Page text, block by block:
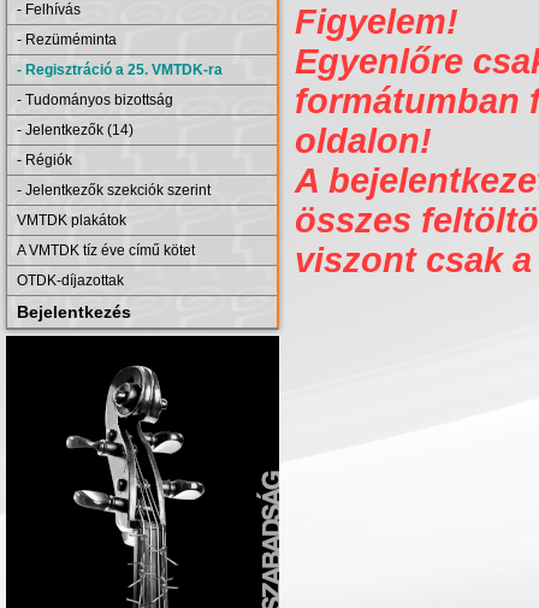
- Felhívás
- Rezüméminta
- Regisztráció a 25. VMTDK-ra
- Tudományos bizottság
- Jelentkezők (14)
- Régiók
- Jelentkezők szekciók szerint
VMTDK plakátok
A VMTDK tíz éve című kötet
OTDK-díjazottak
Bejelentkezés
Figyelem!
Egyenlőre
formátumban
oldalon!
A
összes
viszont csak